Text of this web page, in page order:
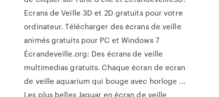
Ecrans de Veille 3D et 2D gratuits pour votre
ordinateur. Télécharger des écrans de veille
animés gratuits pour PC et Windows 7
Écrandeveille.org: Des écrans de veille
multimedias gratuits. Chaque écran de ecran
de veille aquarium qui bouge avec horloge ...
Les plus belles Jaguar en écran de veille